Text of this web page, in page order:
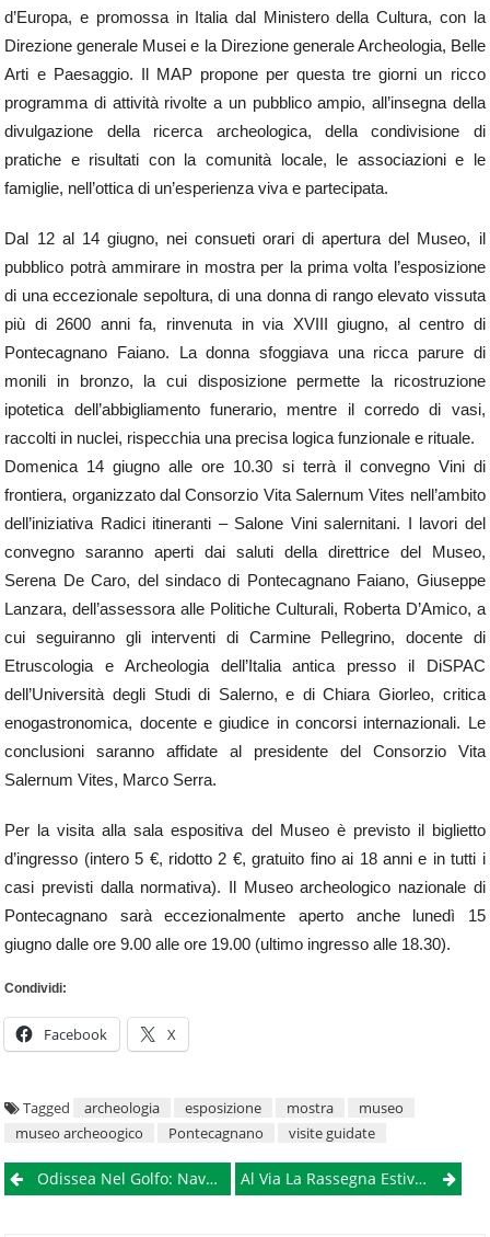
d’Europa, e promossa in Italia dal Ministero della Cultura, con la
Direzione generale Musei e la Direzione generale Archeologia, Belle
Arti e Paesaggio. Il MAP propone per questa tre giorni un ricco
programma di attività rivolte a un pubblico ampio, all’insegna della
divulgazione della ricerca archeologica, della condivisione di
pratiche e risultati con la comunità locale, le associazioni e le
famiglie, nell’ottica di un’esperienza viva e partecipata.
Dal 12 al 14 giugno, nei consueti orari di apertura del Museo, il
pubblico potrà ammirare in mostra per la prima volta l’esposizione
di una eccezionale sepoltura, di una donna di rango elevato vissuta
più di 2600 anni fa, rinvenuta in via XVIII giugno, al centro di
Pontecagnano Faiano. La donna sfoggiava una ricca parure di
monili in bronzo, la cui disposizione permette la ricostruzione
ipotetica dell’abbigliamento funerario, mentre il corredo di vasi,
raccolti in nuclei, rispecchia una precisa logica funzionale e rituale.
Domenica 14 giugno alle ore 10.30 si terrà il convegno Vini di
frontiera, organizzato dal Consorzio Vita Salernum Vites nell’ambito
dell’iniziativa Radici itineranti – Salone Vini salernitani. I lavori del
convegno saranno aperti dai saluti della direttrice del Museo,
Serena De Caro, del sindaco di Pontecagnano Faiano, Giuseppe
Lanzara, dell’assessora alle Politiche Culturali, Roberta D’Amico, a
cui seguiranno gli interventi di Carmine Pellegrino, docente di
Etruscologia e Archeologia dell’Italia antica presso il DiSPAC
dell’Università degli Studi di Salerno, e di Chiara Giorleo, critica
enogastronomica, docente e giudice in concorsi internazionali. Le
conclusioni saranno affidate al presidente del Consorzio Vita
Salernum Vites, Marco Serra.
Per la visita alla sala espositiva del Museo è previsto il biglietto
d’ingresso (intero 5 €, ridotto 2 €, gratuito fino ai 18 anni e in tutti i
casi previsti dalla normativa). Il Museo archeologico nazionale di
Pontecagnano sarà eccezionalmente aperto anche lunedì 15
giugno dalle ore 9.00 alle ore 19.00 (ultimo ingresso alle 18.30).
Condividi:
Facebook X
Tagged archeologia esposizione mostra
museo
museo archeoogico
Pontecagnano visite guidate
PostOdissea Nel Golfo: Nave In Avaria, Docenti Affittano Un Gommone Per Non Perdere La Lezione Al Via La Rassegna Estiva “Le Voci Di Sopra: Suoni E Visioni Dei Musei Nazionali Del Vomero”